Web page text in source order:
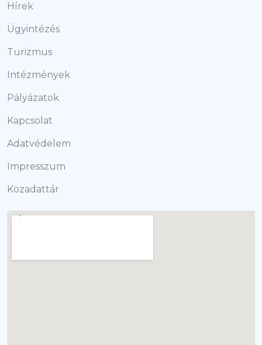
Hírek
Ügyintézés
Turizmus
Intézmények
Pályázatok
Kapcsolat
Adatvédelem
Impresszum
Közadattár